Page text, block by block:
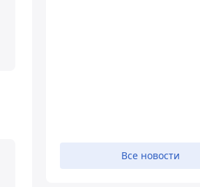
Все новости